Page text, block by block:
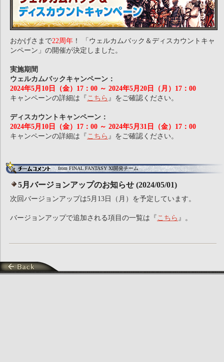
おかげさまで22周年 ！ 「ウェルカムバック＆ディスカウントキャ
ンペーン」の開催が決定しました。
実施期間
ウェルカムバックキャンペーン：
2024年5月10日（金）17：00 ～ 2024年5月20日（月）17：00
キャンペーンの詳細は『 こちら 』をご確認ください。
ディスカウントキャンペーン：
2024年5月10日（金）17：00 ～ 2024年5月31日（金）17：00
キャンペーンの詳細は『 こちら 』をご確認ください。
from FINAL FANTASY XI開発チーム
5月バージョンアップのお知らせ (2024/05/01)
次回バージョンアップは5月13日（月）を予定しています。
バージョンアップで追加される項目の一覧は『 こちら 』。